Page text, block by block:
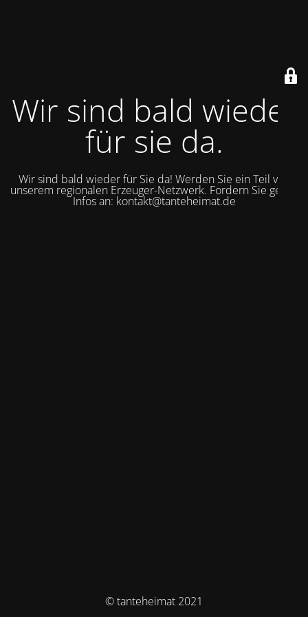
Wir sind bald wieder
für sie da.
Wir sind bald wieder für Sie da! Werden Sie ein Teil von
unserem regionalen Erzeuger-Netzwerk. Fordern Sie gerne
Infos an: kontakt@tanteheimat.de
© tanteheimat 2021